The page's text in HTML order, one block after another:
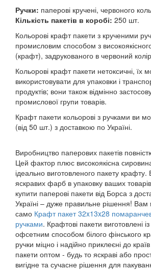
Ручки: паперові кручені, червоного
Кількість пакетів в коробі: 250 шт.
Кольорові крафт пакети з крученими
промисловим способом з
(крафт), задрукованого в червоний
Кольорові крафт пакети нетоксичні, їх
використовувати для упаковки і
продуктів; вони також відмінно
промислової групи товарів.
Крафт пакети кольорові з ручками ви
(від 50 шт.) з доставкою по Україні.
Виробництво паперових пакетів
Цей фактор плюс високоякісна
ідеально виготовленого пакету
яскравих фарб в упаковку ваших
купити паперові пакети від Борса з
Україні – дуже правильне рішення! Вам
само Крафт пакет 32x13x28
ручками. Крафтові пакети виготовлені
офсетним способом білого фінського
ручки міцно і надійно приклеєні до
пакети оптом - будь то яскраві або
вигідне та сучасне рішення для